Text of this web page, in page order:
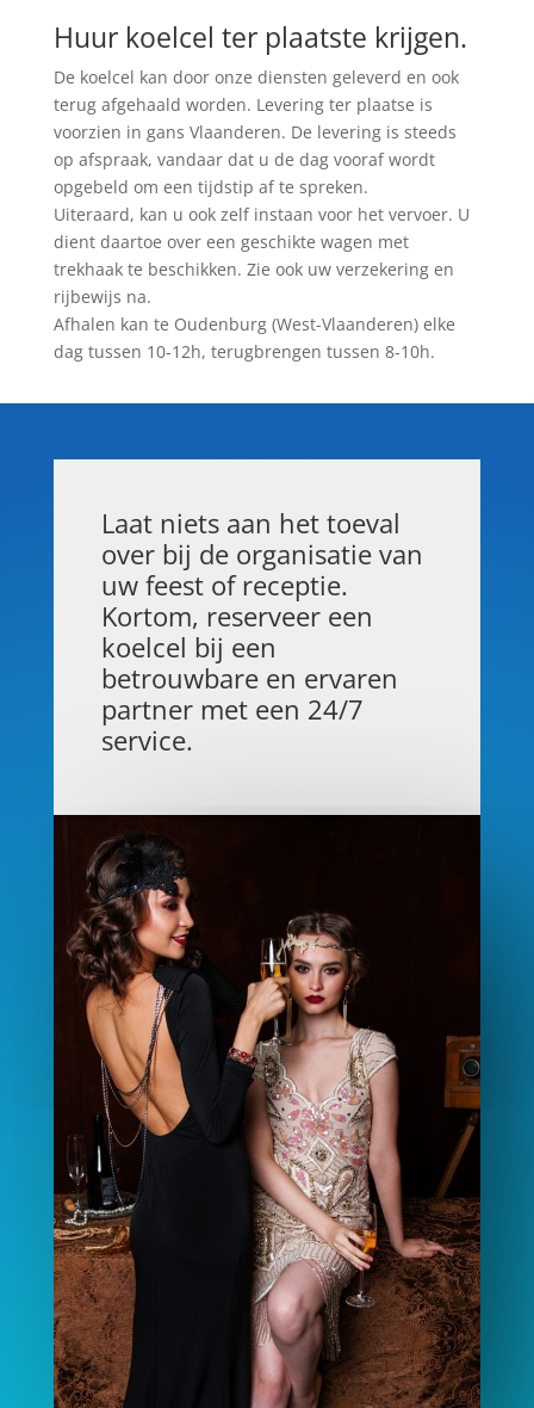
Huur koelcel ter plaatste krijgen.
De koelcel kan door onze diensten geleverd en ook
terug afgehaald worden. Levering ter plaatse is
voorzien in gans Vlaanderen. De levering is steeds
op afspraak, vandaar dat u de dag vooraf wordt
opgebeld om een tijdstip af te spreken.
Uiteraard, kan u ook zelf instaan voor het vervoer. U
dient daartoe over een geschikte wagen met
trekhaak te beschikken. Zie ook uw verzekering en
rijbewijs na.
Afhalen kan te Oudenburg (West-Vlaanderen) elke
dag tussen 10-12h, terugbrengen tussen 8-10h.
Laat niets aan het toeval
over bij de organisatie van
uw feest of receptie.
Kortom, reserveer een
koelcel bij een
betrouwbare en ervaren
partner met een 24/7
service.